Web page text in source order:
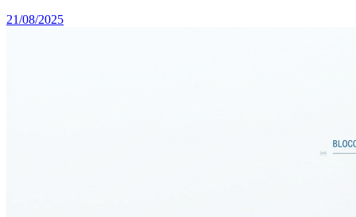
21/08/2025